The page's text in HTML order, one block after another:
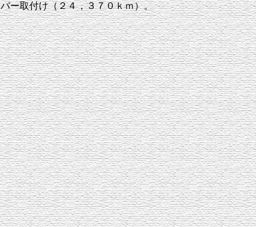
ー取付け（２４，３７０ｋｍ）。